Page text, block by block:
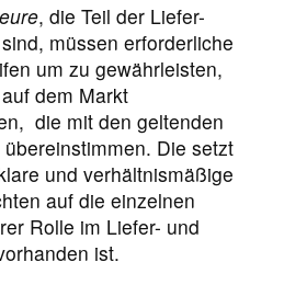
, die Teil der Liefer-
müssen erforderliche
um zu gewährleisten,
dem Markt
die mit den geltenden
Die setzt
und verhältnismäßige
auf die einzelnen
Rolle im Liefer- und
ist.